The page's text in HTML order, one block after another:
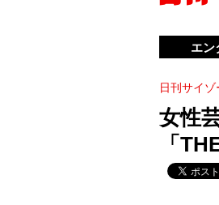
日刊サイ
女性
「
エン